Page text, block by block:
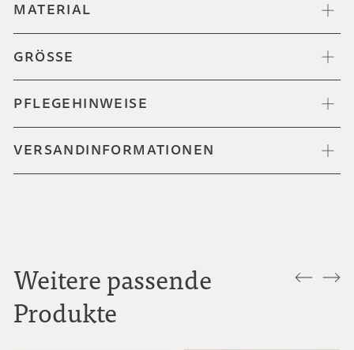
MATERIAL
GRÖSSE
PFLEGEHINWEISE
VERSANDINFORMATIONEN
Weitere passende
Produkte